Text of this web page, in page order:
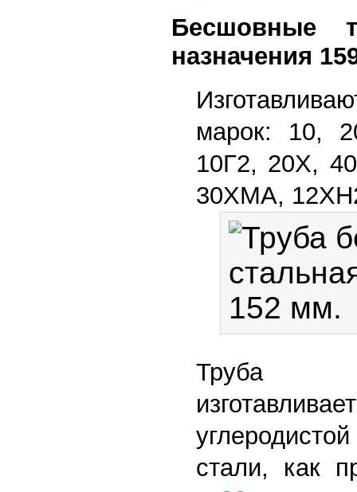
Бесшовные
назначения
марок: 10,
10Г2, 20Х,
30ХМА,
Труба
стали, как